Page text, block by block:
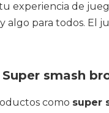
experiencia de
algo para todos. El
smash
como super